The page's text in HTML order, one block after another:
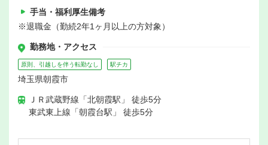
手当・福利厚生備考
※退職金（勤続2年1ヶ月以上の方対象）
勤務地・アクセス
原則、引越しを伴う転勤なし 駅チカ
埼玉県朝霞市
ＪＲ武蔵野線「北朝霞駅」 徒歩5分
東武東上線「朝霞台駅」 徒歩5分